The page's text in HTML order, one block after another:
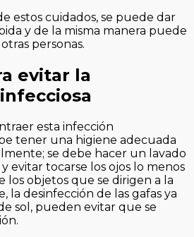
estos cuidados, se puede dar
y de la misma manera puede
personas.
evitar la
esta infección
tener una higiene adecuada
se debe hacer un lavado
evitar tocarse los ojos lo menos
los objetos que se dirigen a la
la desinfección de las gafas ya
sol, pueden evitar que se